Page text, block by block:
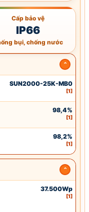
Cấp bảo vệ
IP66
bụi, chống nước
SUN2000-25K-MB0
[1]
98,4%
[1]
98,2%
[1]
37.500Wp
[1]